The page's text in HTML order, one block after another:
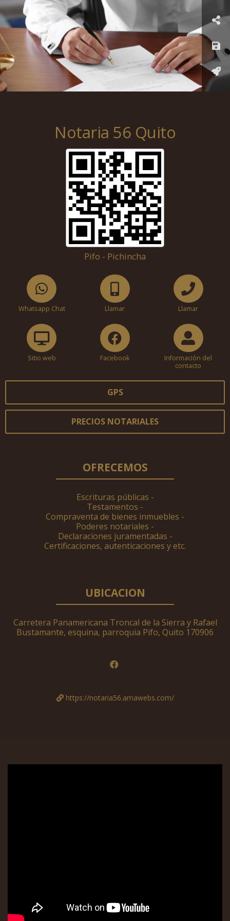
Notaria 56 Quito
Pifo - Pichincha
Whatsapp Chat Llamar Llamar
Sitio web Facebook
Información del
contacto
GPS
PRECIOS NOTARIALES
OFRECEMOS
Escrituras públicas -
Testamentos -
Compraventa de bienes inmuebles -
Poderes notariales -
Declaraciones juramentadas -
Certificaciones, autenticaciones y etc.
UBICACION
Carretera Panamericana Troncal de la Sierra y Rafael
Bustamante, esquina, parroquia Pifo, Quito 170906
https://notaria56.amawebs.com/